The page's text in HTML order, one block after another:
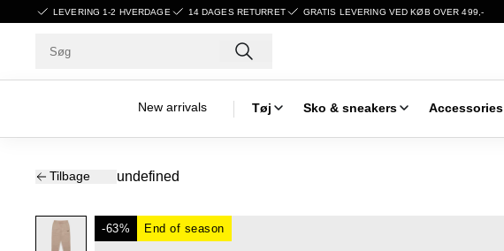
LEVERING 1-2 HVERDAGE 14 DAGES RETURRET GRATIS LEVERING VED KØB OVER 499,-
New arrivals Tøj Sko & sneakers Accessories
Tilbage undefined
-63% End of season